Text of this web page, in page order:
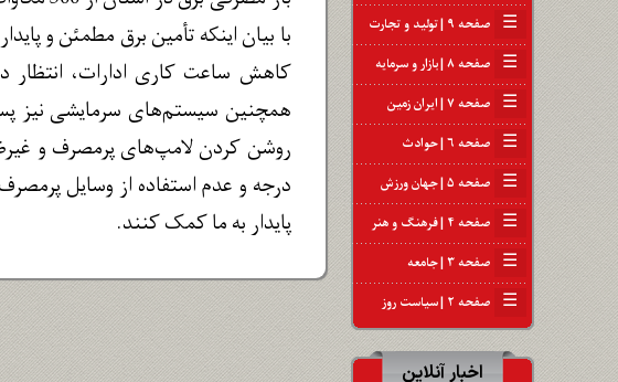
☰ صفحه ۹ | تولید و تجارت
☰ صفحه ۸ | بازار و سرمایه
☰ صفحه ۷ | ایران زمین
☰ صفحه ۶ | حوادث
☰ صفحه ۵ | جهان ورزش
☰ صفحه ۴ | فرهنگ و هنر
☰ صفحه ۳ | جامعه
☰ صفحه ۲ | سیاست روز
اخبار آنلاین
با بیان اینکه تأمین برق مطمئن و
همچنین سیستم‌های سرمایشی نیز
پایدار به ما کمک کنند.